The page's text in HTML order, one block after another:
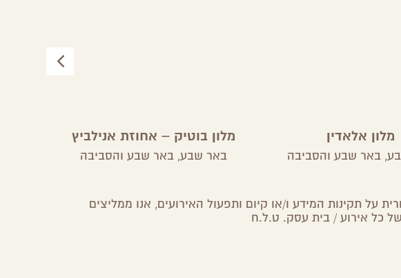
מלון אלאדין
באר שבע והסביבה
מלון בוטיק – אחוזת אנילביץ
באר שבע,באר שבע והסביבה
על תקינות המידע ו/או קיום ותפעול האירועים, אנו ממליצים
של כל אירוע / בית עסק. ט.ל.ח